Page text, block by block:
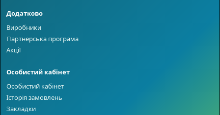
Додатково
Виробники
Партнерська програма
Акції
Особистий кабінет
Особистий кабінет
Історія замовлень
Закладки